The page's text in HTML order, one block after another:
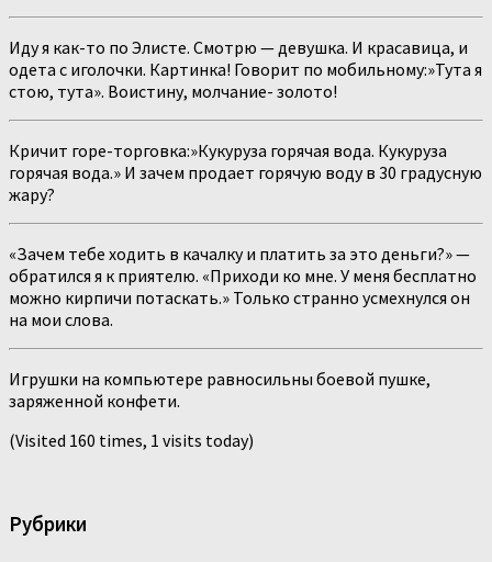
Иду я как-то по Элисте. Смотрю — девушка. И красавица, и
одета с иголочки. Картинка! Говорит по мобильному:»Тута я
стою, тута». Воистину, молчание- золото!
Кричит горе-торговка:»Кукуруза горячая вода. Кукуруза
горячая вода.» И зачем продает горячую воду в 30 градусную
жару?
«Зачем тебе ходить в качалку и платить за это деньги?» —
обратился я к приятелю. «Приходи ко мне. У меня бесплатно
можно кирпичи потаскать.» Только странно усмехнулся он
на мои слова.
Игрушки на компьютере равносильны боевой пушке,
заряженной конфети.
(Visited 160 times, 1 visits today)
Рубрики